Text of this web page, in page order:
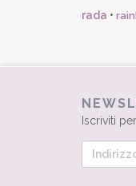
rada •
Iscriviti